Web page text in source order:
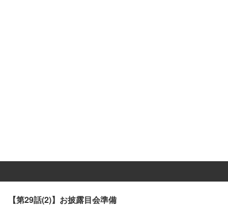
【第29話(2)】お披露目会準備